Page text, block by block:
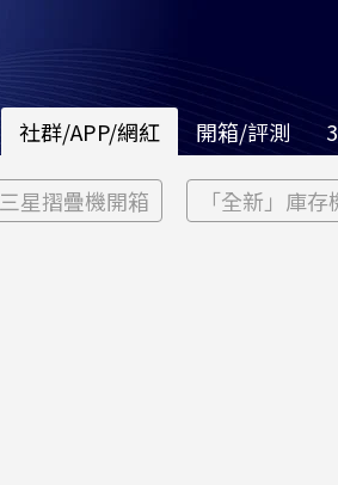
社群/APP/網紅 開箱/評測
三星摺疊機開箱 「全新」庫存